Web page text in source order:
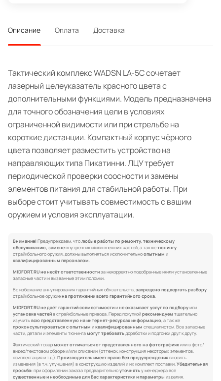
Описание Оплата Доставка
Тактический комплекс WADSN LA-5C сочетает
лазерный целеуказатель красного цвета с
дополнительными функциями. Модель предназначена
для точного обозначения цели в условиях
ограниченной видимости или при стрельбе на
короткие дистанции. Компактный корпус чёрного
цвета позволяет разместить устройство на
направляющих типа Пикатинни. ЛЦУ требует
периодической проверки соосности и замены
элементов питания для стабильной работы. При
выборе стоит учитывать совместимость с вашим
оружием и условия эксплуатации.
Внимание!Предупреждаем, чтолюбые работы по ремонту, техническому
обслуживанию, заменевнутренних и/или внешних частей, а так жетюнингу
страйкбольного оружия, должны выполняться исключительноопытным и
квалифицированным персоналом.
MIDFORT.RU не несёт ответственностиза некорректно подобранные и/или установленные
запасные части и вызванные этим поломки.
Во избежание аннулирования гарантийных обязательств,запрещено подвергать разбору
страйкбольное оружиена протяжении всего гарантийного срока.
MIDFORT.RU не даёт гарантий совместимостиине оказывает услуг по подборуили
установке частейв страйкбольные привода. Перед покупкойрекомендуем тщательно
изучитьвсю представленную на интернет-ресурсах информацию, а так же
проконсультироваться с опытным иквалифицированным специалистом. Все запасные
части, детали и элементы тюнингамогут требоватьдоработки и подгонки друг к другу.
Фактический товарможет отличаться от представленного на фотографияхили в фото/
видео/текстовом обзоре и/или описании (оттенок, конструкция некоторых элементов,
комплектация и т.д.).Производитель имеет право без предупреждениявносить
изменения (в т.ч. улучшения) в конструкцию изделий и их комплект поставки.Убедительная
просьба: при оформлении заказа предварительноуточнятьу менеджера все
существенные и необходимые для Вас характеристики и параметры изделия.